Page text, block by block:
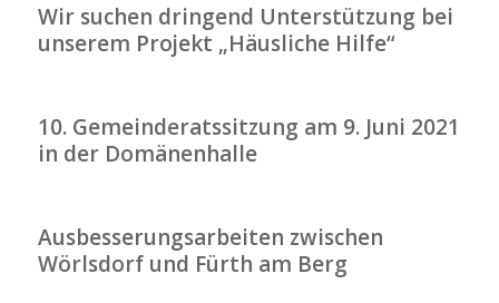
Wir suchen dringend Unterstützung bei
unserem Projekt „Häusliche Hilfe“
10. Gemeinderatssitzung am 9. Juni 2021
in der Domänenhalle
Ausbesserungsarbeiten zwischen
Wörlsdorf und Fürth am Berg